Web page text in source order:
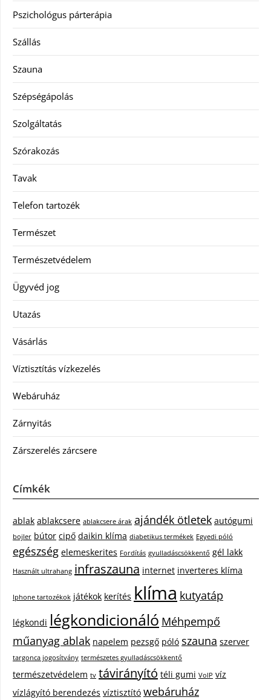
Pszichológus párterápia
Szállás
Szauna
Szépségápolás
Szolgáltatás
Szórakozás
Tavak
Telefon tartozék
Természet
Természetvédelem
Ügyvéd jog
Utazás
Vásárlás
Víztisztítás vízkezelés
Webáruház
Zárnyitás
Zárszerelés zárcsere
Címkék
ablak ablakcsere ablakcsere árak ajándék ötletek autógumi
bojler bútor cipő daikin klíma diabetikus termékek Egyedi póló
egészség elemeskerites Fordítás gyulladáscsökkentő gél lakk
Használt ultrahang infraszauna internet inverteres klíma
Iphone tartozékok játékok kerítés klíma kutyatáp
légkondi légkondicionáló Méhpempő
műanyag ablak napelem pezsgő póló szauna szerver
targonca jogosítvány természetes gyulladáscsökkentő
természetvédelem tv távirányító téli gumi VoIP víz
vízlágyító berendezés víztisztító webáruház